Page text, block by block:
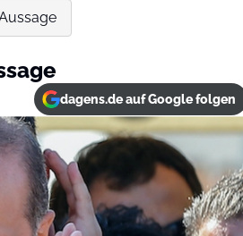
dagens.de auf Google folgen